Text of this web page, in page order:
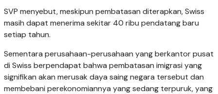
SVP menyebut, meskipun pembatasan diterapkan, Swiss
masih dapat menerima sekitar 40 ribu pendatang baru
setiap tahun.
Sementara perusahaan-perusahaan yang berkantor pusat
di Swiss berpendapat bahwa pembatasan imigrasi yang
signifikan akan merusak daya saing negara tersebut dan
membebani perekonomiannya yang sedang terpuruk, yang